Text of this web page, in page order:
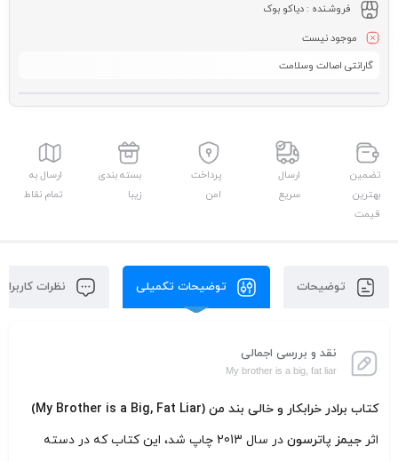
فروشـنده : دیاکو بوک
موجود نیست
گارانتی اصالت وسلامت
تضمین
بهترین
قیمت
ارسال
سریع
پرداخت
امن
بسته بندی
زیبا
ارسال به
تمام نقاط
توضیحات توضیحات تکمیلی نظرات کاربران
نقد و بررسی اجمالی
My brother is a big, fat liar
کتاب برادر خرابکار و خالی بند من (My Brother is a Big, Fat Liar)
اثر جیمز پاترسون در سال 2013 چاپ شد، این کتاب که در دسته